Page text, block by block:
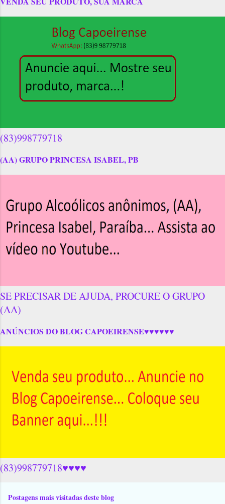
(83)998779718
(AA) GRUPO PRINCESA ISABEL, PB
SE PRECISAR DE AJUDA, PROCURE O GRUPO
(AA)
ANÚNCIOS DO BLOG CAPOEIRENSE♥♥♥♥♥♥
(83)998779718♥♥♥♥
Postagens mais visitadas deste blog